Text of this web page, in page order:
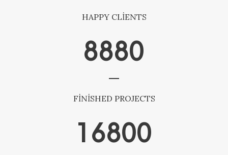
HAPPY CLIENTS
8880
FINISHED PROJECTS
16800